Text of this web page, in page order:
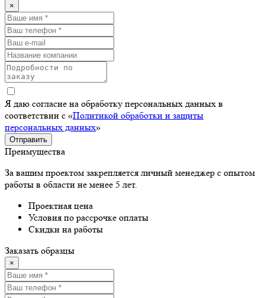
×
Я даю согласие на обработку персональных данных в
соответствии с «Политикой обработки и защиты
персональных данных»
Отправить
Преимущества
За вашим проектом закрепляется личный менеджер с опытом
работы в области не менее 5 лет.
Проектная цена
Условия по рассрочке оплаты
Скидки на работы
Заказать образцы
×